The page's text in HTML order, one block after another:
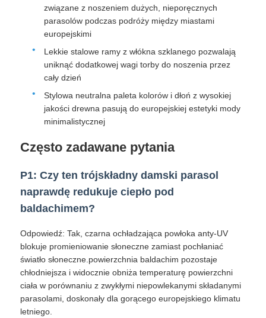
związane z noszeniem dużych, nieporęcznych
parasolów podczas podróży między miastami
europejskimi
Lekkie stalowe ramy z włókna szklanego pozwalają
uniknąć dodatkowej wagi torby do noszenia przez
cały dzień
Stylowa neutralna paleta kolorów i dłoń z wysokiej
jakości drewna pasują do europejskiej estetyki mody
minimalistycznej
Często zadawane pytania
P1: Czy ten trójskładny damski parasol
naprawdę redukuje ciepło pod
baldachimem?
Odpowiedź: Tak, czarna ochładzająca powłoka anty-UV
blokuje promieniowanie słoneczne zamiast pochłaniać
światło słoneczne.powierzchnia baldachim pozostaje
chłodniejsza i widocznie obniża temperaturę powierzchni
ciała w porównaniu z zwykłymi niepowlekanymi składanymi
parasolami, doskonały dla gorącego europejskiego klimatu
letniego.